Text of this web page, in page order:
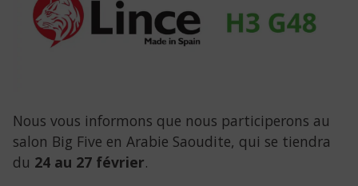
Nous vous informons que nous participerons au
salon Big Five en Arabie Saoudite, qui se tiendra
du 24 au 27 février.